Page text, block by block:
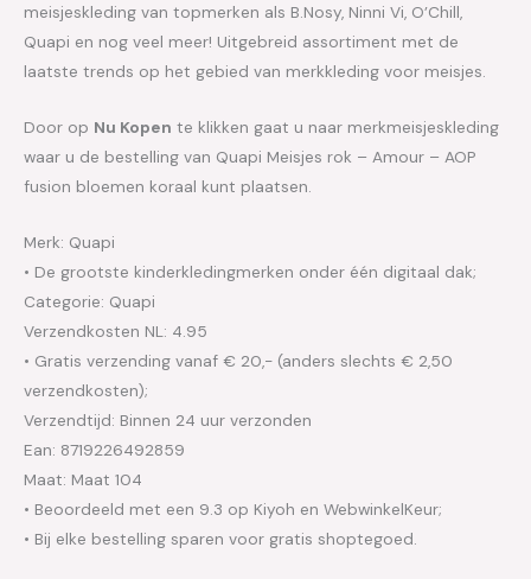
meisjeskleding van topmerken als B.Nosy, Ninni Vi, O’Chill,
Quapi en nog veel meer! Uitgebreid assortiment met de
laatste trends op het gebied van merkkleding voor meisjes.
Door op Nu Kopen te klikken gaat u naar merkmeisjeskleding
waar u de bestelling van Quapi Meisjes rok – Amour – AOP
fusion bloemen koraal kunt plaatsen.
Merk: Quapi
• De grootste kinderkledingmerken onder één digitaal dak;
Categorie: Quapi
Verzendkosten NL: 4.95
• Gratis verzending vanaf € 20,- (anders slechts € 2,50
verzendkosten);
Verzendtijd: Binnen 24 uur verzonden
Ean: 8719226492859
Maat: Maat 104
• Beoordeeld met een 9.3 op Kiyoh en WebwinkelKeur;
• Bij elke bestelling sparen voor gratis shoptegoed.